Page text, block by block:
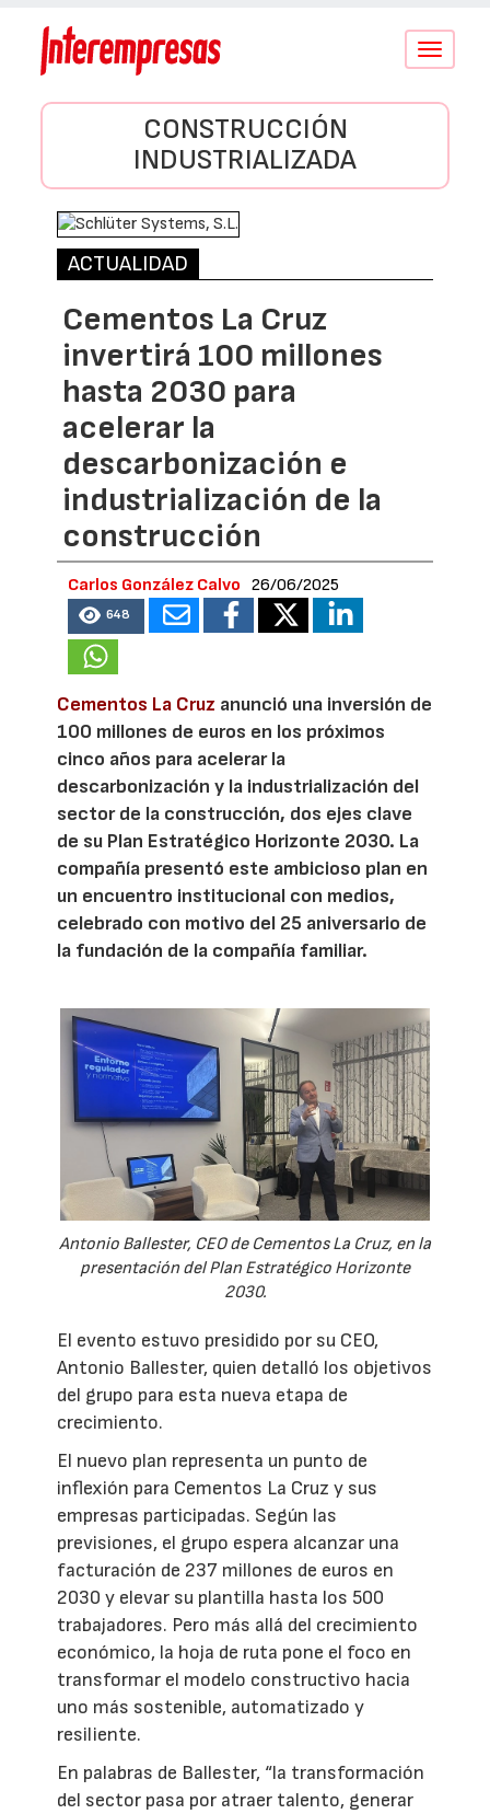
Conmutar
CONSTRUCCIÓN
INDUSTRIALIZADA
ACTUALIDAD
Cementos La Cruz
invertirá 100 millones
hasta 2030 para
acelerar la
descarbonización e
industrialización de la
construcción
Carlos González Calvo 26/06/2025
648
Cementos La Cruz anunció una inversión de
100 millones de euros en los próximos
cinco años para acelerar la
descarbonización y la industrialización del
sector de la construcción, dos ejes clave
de su Plan Estratégico Horizonte 2030. La
compañía presentó este ambicioso plan en
un encuentro institucional con medios,
celebrado con motivo del 25 aniversario de
la fundación de la compañía familiar.
Antonio Ballester, CEO de Cementos La Cruz, en la
presentación del Plan Estratégico Horizonte
2030.
El evento estuvo presidido por su CEO,
Antonio Ballester, quien detalló los objetivos
del grupo para esta nueva etapa de
crecimiento.
El nuevo plan representa un punto de
inflexión para Cementos La Cruz y sus
empresas participadas. Según las
previsiones, el grupo espera alcanzar una
facturación de 237 millones de euros en
2030 y elevar su plantilla hasta los 500
trabajadores. Pero más allá del crecimiento
económico, la hoja de ruta pone el foco en
transformar el modelo constructivo hacia
uno más sostenible, automatizado y
resiliente.
En palabras de Ballester, “la transformación
del sector pasa por atraer talento, generar